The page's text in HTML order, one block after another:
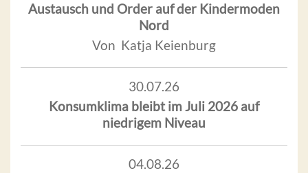
Austausch und Order auf der Kindermoden
Nord
Von Katja Keienburg
30.07.26
Konsumklima bleibt im Juli 2026 auf
niedrigem Niveau
04.08.26